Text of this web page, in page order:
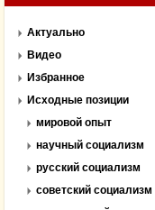
Актуально
Видео
Избранное
Исходные позиции
мировой опыт
научный социализм
русский социализм
советский социализм